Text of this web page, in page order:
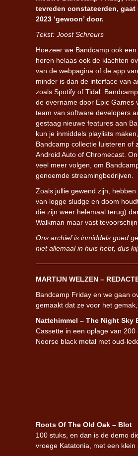
tevreden constateerden,
2023 ‘gewoon’ door.
Tekst: Joost Schreurs
Hoezeer we Bandcamp ook
horen helaas ook de klachten
van de webpagina of de app
minder is dan de interface van
zoals Spotify of Tidal.
de overname door Epic Games
team van software developers
gestaag nieuwe features aan
kun je inmiddels playlists
Bandcamp collectie luisteren of
Android Auto of Chromecast.
veel meer volgen, om
genoemde streamingbedrijven.
Zoals jullie gewend zijn,
van logge sludge en doom
die zijn weer helemaal terug)
Walkman maar vast
Ons archief is inmiddels goed
niet allemaal in huis hebt, dus
MARTIJN WELZEN –
Bandcamp Friday en we gaan
gemaakt dat ze voor het
Nattehimmel – The Night Sky
Cassette in een oplage van
Noorse black metal met oud-
Roots Of The Old Oak – Blot
100 stuks, en dan is de demo
vroege Katatonia, met een